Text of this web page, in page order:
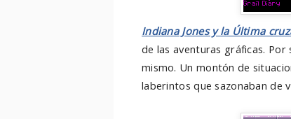
Indiana Jones y la Última
de las aventuras gráficas.
mismo. Un montón de
laberintos que sazonaban de